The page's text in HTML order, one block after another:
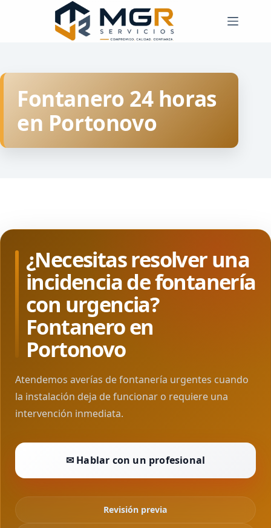
Fontanero 24 horas
en Portonovo
¿Necesitas resolver una
incidencia de fontanería
con urgencia?
Fontanero en
Portonovo
Atendemos averías de fontanería urgentes cuando
la instalación deja de funcionar o requiere una
intervención inmediata.
✉ Hablar con un profesional
Revisión previa